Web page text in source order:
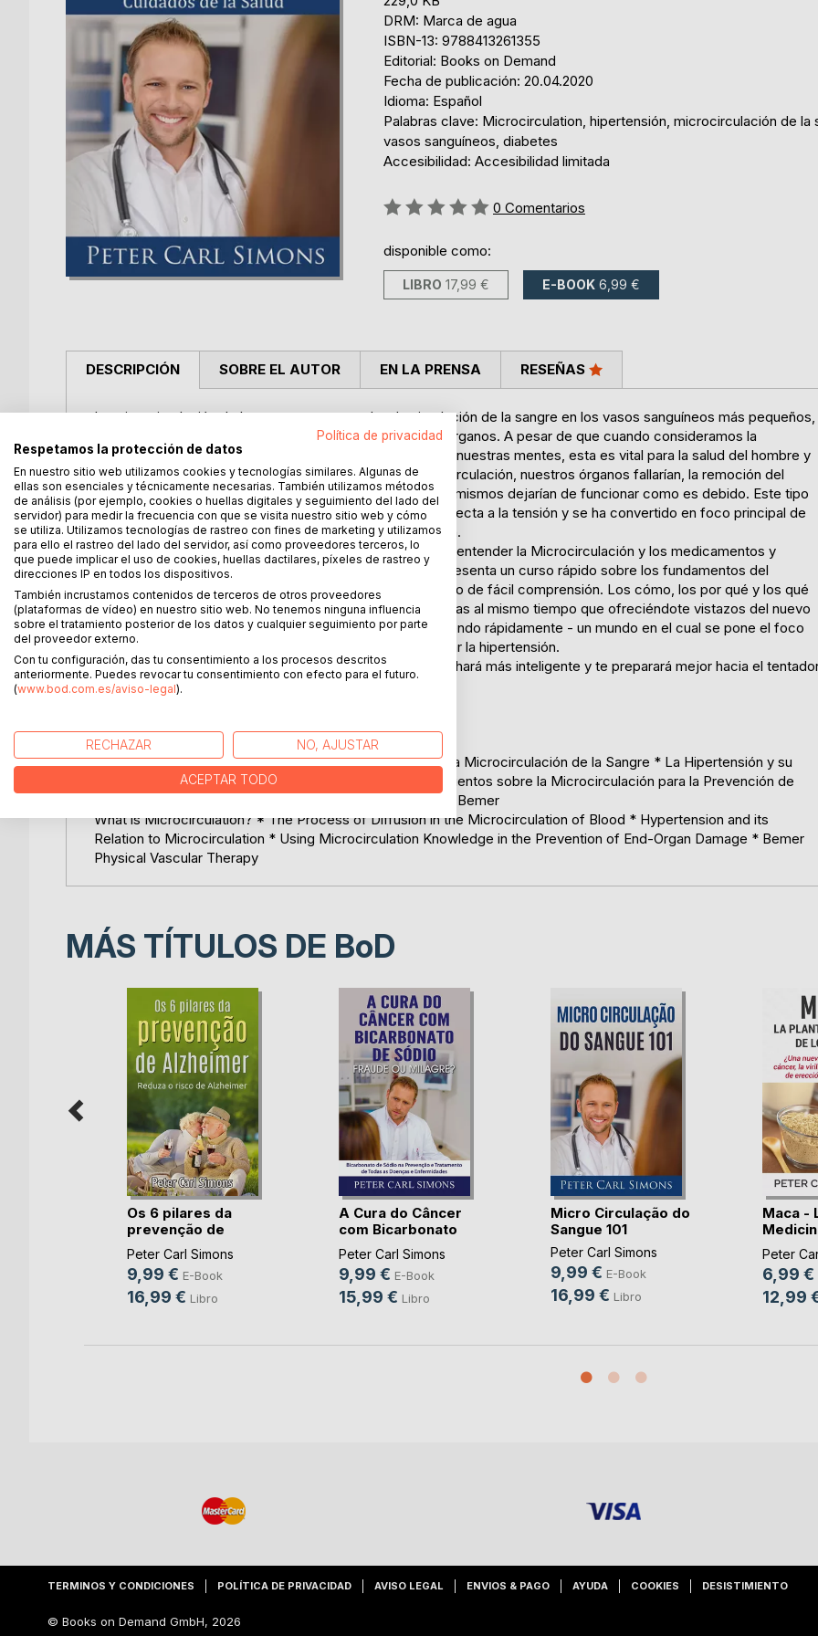
DRM: Marca de agua
ISBN-13: 9788413261355
Editorial: Books on Demand
Fecha de publicación: 20.04.2020
Idioma: Español
Palabras clave: Microcirculation, hipertensión, microcirculación de la
vasos sanguíneos, diabetes
Accesibilidad: Accesibilidad limitada
Rating:
0 Comentarios
disponible como:
LIBRO 17,99 € E-BOOK 6,99 €
DESCRIPCIÓN
La microcirculación de la sangre corresponde a la circulación de la sangre en los vasos sanguíneos más pequeños,
los cuales se encuentran incrustados en el tejido de los órganos. A pesar de que cuando consideramos la
circulación no es la microcirculación lo primero que cruza nuestras mentes, esta es vital para la salud del hombre y
para el correcto funcionamiento del cuerpo. Sin la microcirculación, nuestros órganos fallarían, la remoción del
dióxido de carbono de nuestros cuerpos disminuiría y los mismos dejarían de funcionar como es debido. Este tipo
de movimiento de la sangre también impacta de forma directa a la tensión y se ha convertido en foco principal de
avances de la medicina moderna en cuanto a hipertensión.
Si tú, o alguien que amas, sufre de hipertensión entonces entender la Microcirculación y los medicamentos y
procedimientos que la mejoran te interesa. Este libro representa un curso rápido sobre los fundamentos del
sistema microcirculatorio; es científicamente preciso, pero de fácil comprensión. Los cómo, los por qué y los qué
se cubren a detalle, otorgándote el trasfondo que necesitas al mismo tiempo que ofreciéndote vistazos del nuevo
y emocionante mundo que los científicos están construyendo rápidamente - un mundo en el cual se pone el foco
sobre la Microcirculación de la sangre para lograr controlar la hipertensión.
Fácil de leer, fácil de entender y de disfrutar, este libro te hará más inteligente y te preparará mejor hacia el
mundo médico del mañana.
Qué es la Microcirculación? * El Proceso de Difusión en la Microcirculación de la Sangre * La Hipertensión y su
Relación con la Microcirculación * Utilizando los Conocimientos sobre la Microcirculación para la Prevención de
Daños a Órganos Blancos * La Terapia Físico Vascular de Bemer
What is Microcirculation? * The Process of Diffusion in the Microcirculation of Blood * Hypertension and its
Relation to Microcirculation * Using Microcirculation Knowledge in the Prevention of End-Organ Damage * Bemer
Physical Vascular Therapy
SOBRE EL AUTOR EN LA PRENSA RESEÑAS
MÁS TÍTULOS DE BoD
Os 6 pilares da
prevenção de
Alzhe(...)
Peter Carl Simons
9,99 € E-Book
16,99 € Libro
A Cura do Câncer
com Bicarbonato
d(...)
Peter Carl Simons
9,99 € E-Book
15,99 € Libro
Micro Circulação do
Sangue 101
Peter Carl Simons
9,99 € E-Book
16,99 € Libro
Maca -
Incas
Peter
6,99 €
12,99
TERMINOS Y CONDICIONES POLÍTICA DE PRIVACIDAD AVISO LEGAL ENVIOS & PAGO AYUDA COOKIES DESISTIMIENTO
© Books on Demand GmbH, 2026
Política de privacidad
Respetamos la protección de datos
En nuestro sitio web utilizamos cookies y tecnologías similares. Algunas de
ellas son esenciales y técnicamente necesarias. También utilizamos métodos
de análisis (por ejemplo, cookies o huellas digitales y seguimiento del lado del
servidor) para medir la frecuencia con que se visita nuestro sitio web y cómo
se utiliza. Utilizamos tecnologías de rastreo con fines de marketing y utilizamos
para ello el rastreo del lado del servidor, así como proveedores terceros, lo
que puede implicar el uso de cookies, huellas dactilares, píxeles de rastreo y
direcciones IP en todos los dispositivos.
También incrustamos contenidos de terceros de otros proveedores
(plataformas de vídeo) en nuestro sitio web. No tenemos ninguna influencia
sobre el tratamiento posterior de los datos y cualquier seguimiento por parte
del proveedor externo.
Con tu configuración, das tu consentimiento a los procesos descritos
anteriormente. Puedes revocar tu consentimiento con efecto para el futuro.
(www.bod.com.es/aviso-legal).
RECHAZAR NO, AJUSTAR
ACEPTAR TODO